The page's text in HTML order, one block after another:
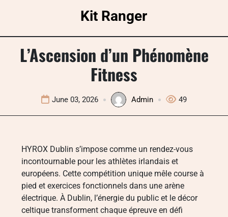
Kit Ranger
L’Ascension d’un Phénomène
Fitness
June 03, 2026 Admin 49
HYROX Dublin s’impose comme un rendez-vous
incontournable pour les athlètes irlandais et
européens. Cette compétition unique mêle course à
pied et exercices fonctionnels dans une arène
électrique. À Dublin, l’énergie du public et le décor
celtique transforment chaque épreuve en défi